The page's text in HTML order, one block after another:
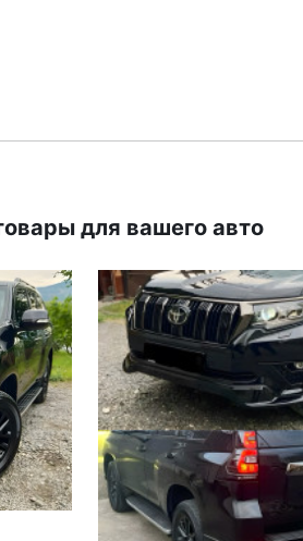
для вашего авто